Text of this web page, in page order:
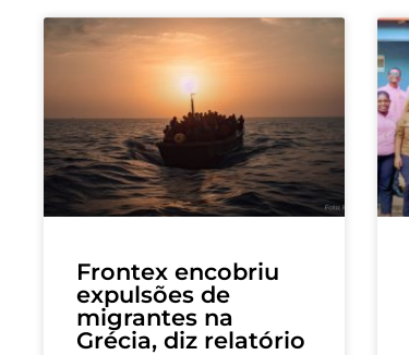
Frontex encobriu
expulsões de
migrantes na
Grécia, diz relatório